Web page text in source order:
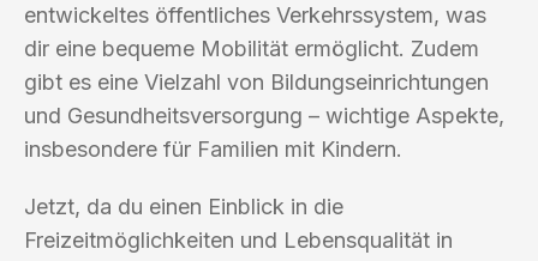
entwickeltes öffentliches Verkehrssystem, was
dir eine bequeme Mobilität ermöglicht. Zudem
gibt es eine Vielzahl von Bildungseinrichtungen
und Gesundheitsversorgung – wichtige Aspekte,
insbesondere für Familien mit Kindern.
Jetzt, da du einen Einblick in die
Freizeitmöglichkeiten und Lebensqualität in